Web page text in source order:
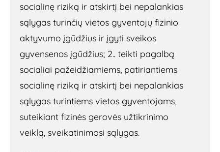
socialinę riziką ir atskirtį bei nepalankias
sąlygas turinčių vietos gyventojų fizinio
aktyvumo įgūdžius ir įgyti sveikos
gyvensenos įgūdžius; 2.. teikti pagalbą
socialiai pažeidžiamiems, patiriantiems
socialinę riziką ir atskirtį bei nepalankias
sąlygas turintiems vietos gyventojams,
suteikiant fizinės gerovės užtikrinimo
veiklą, sveikatinimosi sąlygas.